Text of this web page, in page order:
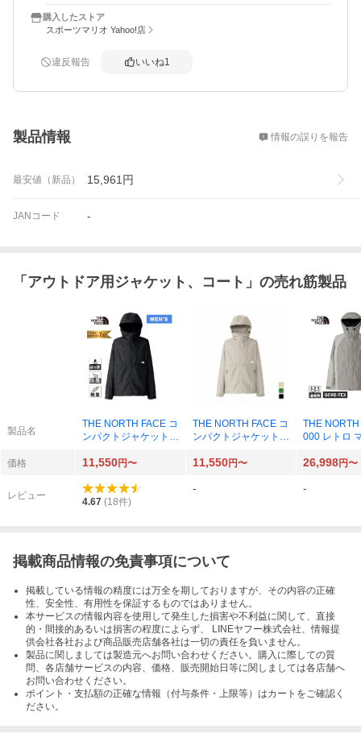
購入したストア
スポーツマリオ Yahoo!店
違反報告 いいね1
製品情報 情報の誤りを報告
最安値（新品） 15,961 円
JANコード -
「 アウトドア用ジャケット、コート 」の売れ筋製品
製品名
THE NORTH FACE コ
ンパクトジャケット
（ブラック）
THE NORTH FACE コ
ンパクトジャケット
THE
000 レトロ
NP12651-
ーンスラブ）
価格 11,550円〜 11,550円〜 26,998円〜
レビュー
4.67 (18件)
- -
掲載商品情報の免責事項について
掲載している情報の精度には万全を期しておりますが、その内容の正確
性、安全性、有用性を保証するものではありません。
本サービスの情報内容を使用して発生した損害や不利益に関して、直接
的・間接的あるいは損害の程度によらず、 LINEヤフー株式会社、情報提
供会社各社および商品販売店舗各社は一切の責任を負いません。
製品に関しましては製造元へお問い合わせください。購入に際しての質
問、各店舗サービスの内容、価格、販売開始日等に関しましては各店舗へ
お問い合わせください。
ポイント・支払額の正確な情報（付与条件・上限等）はカートをご確認く
ださい。